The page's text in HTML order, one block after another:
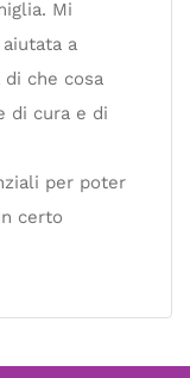
Mi
a
che cosa
di cura e di
per poter
certo